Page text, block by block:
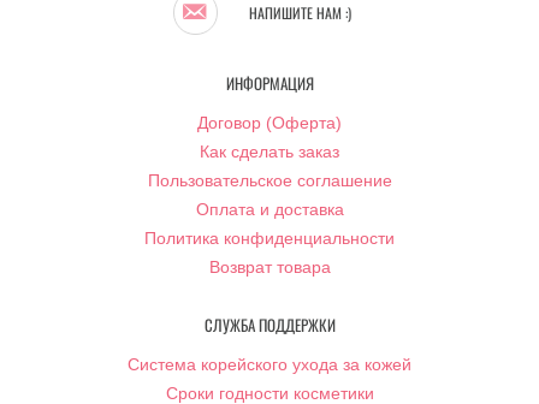
НАПИШИТЕ НАМ :)
ИНФОРМАЦИЯ
Договор (Оферта)
Как сделать заказ
Пользовательское соглашение
Оплата и доставка
Политика конфиденциальности
Возврат товара
СЛУЖБА ПОДДЕРЖКИ
Система корейского ухода за кожей
Сроки годности косметики